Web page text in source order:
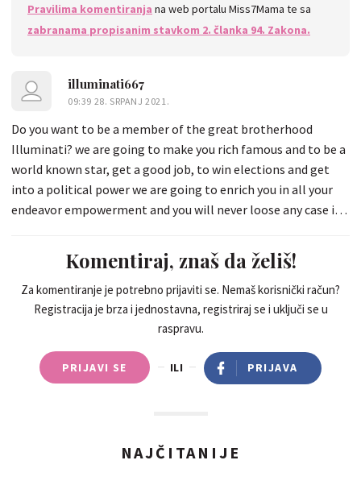
Pravilima komentiranja na web portalu Miss7Mama te sa
zabranama propisanim stavkom 2. članka 94. Zakona.
illuminati667
09:39 28. SRPANJ 2021.
Do you want to be a member of the great brotherhood
Illuminati? we are going to make you rich famous and to be a
world known star, get a good job, to win elections and get
into a political power we are going to enrich you in all your
endeavor empowerment and you will never loose any case in
high places you can add up on whatsapp +919619915236
Komentiraj, znaš da želiš!
Za komentiranje je potrebno prijaviti se. Nemaš korisnički račun?
Registracija je brza i jednostavna, registriraj se i uključi se u
raspravu.
PRIJAVI SE ILI PRIJAVA
NAJČITANIJE